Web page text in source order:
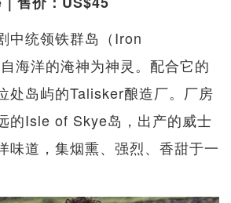
中统领铁群岛（Iron
海洋的淹神为神灵。配合它的
处岛屿的Talisker酿造厂。厂房
的Isle of Skye岛，出产的威士
味道，集烟熏、强烈、香甜于一